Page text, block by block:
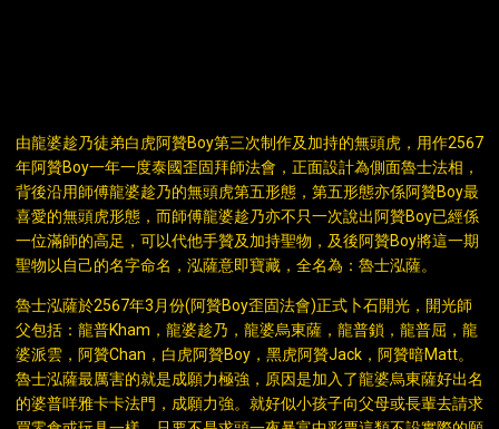
由龍婆趁乃徒弟白虎阿贊Boy第三次制作及加持的無頭虎，用作2567
年阿贊Boy一年一度泰國歪固拜師法會，正面設計為側面魯士法相，
背後沿用師傅龍婆趁乃的無頭虎第五形態，第五形態亦係阿贊Boy最
喜愛的無頭虎形態，而師傅龍婆趁乃亦不只一次說出阿贊Boy已經係
一位滿師的高足，可以代他手贊及加持聖物，及後阿贊Boy將這一期
聖物以自己的名字命名，泓薩意即寶藏，全名為：魯士泓薩。
魯士泓薩於2567年3月份(阿贊Boy歪固法會)正式卜石開光，開光師
父包括：龍普Kham，龍婆趁乃，龍婆烏東薩，龍普鎖，龍普屈，龍
婆派雲，阿贊Chan，白虎阿贊Boy，黑虎阿贊Jack，阿贊暗Matt。
魯士泓薩最厲害的就是成願力極強，原因是加入了龍婆烏東薩好出名
的婆普咩雅卡卡法門，成願力強。就好似小孩子向父母或長輩去請求